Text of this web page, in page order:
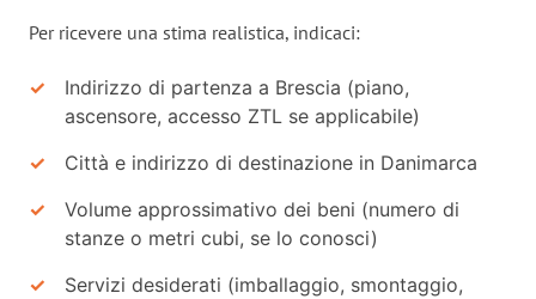
Per ricevere una stima realistica, indicaci:
Indirizzo di partenza a Brescia (piano,
ascensore, accesso ZTL se applicabile)
Città e indirizzo di destinazione in Danimarca
Volume approssimativo dei beni (numero di
stanze o metri cubi, se lo conosci)
Servizi desiderati (imballaggio, smontaggio,